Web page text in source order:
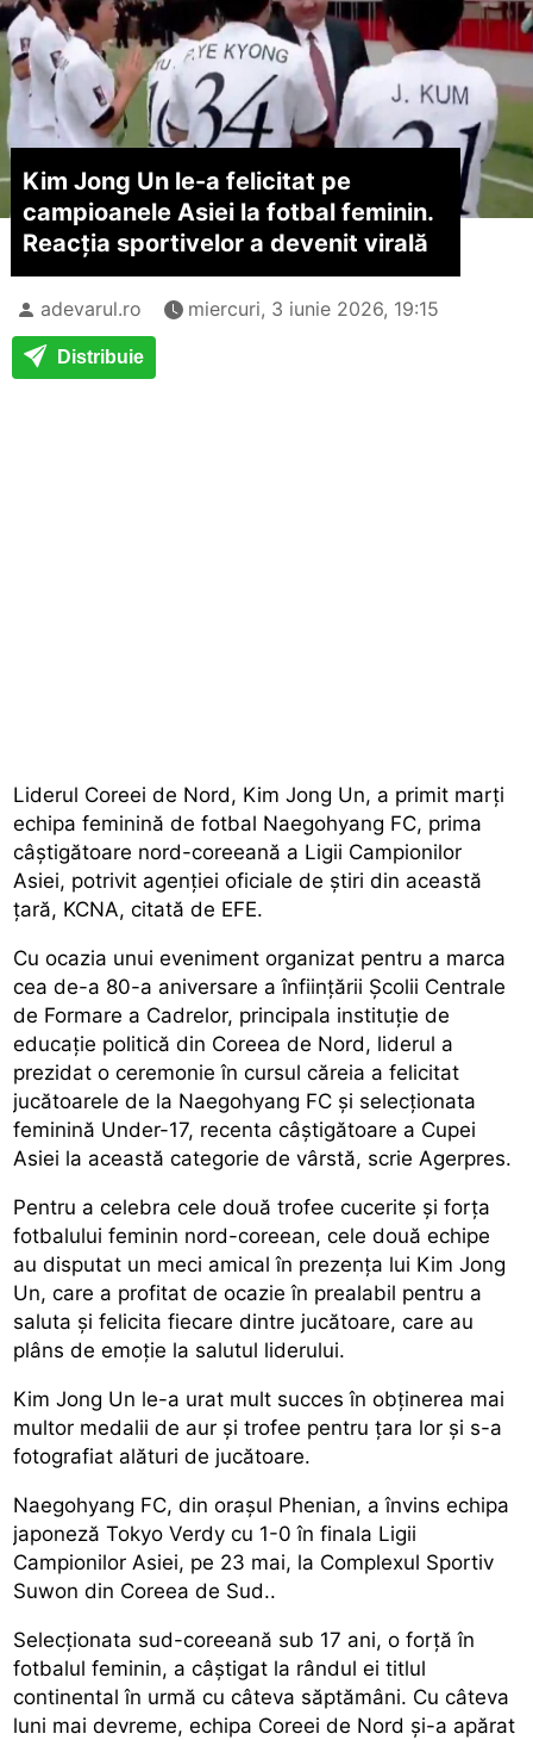
Kim Jong Un le-a felicitat pe
campioanele Asiei la fotbal feminin.
Reacția sportivelor a devenit virală
adevarul.ro miercuri, 3 iunie 2026, 19:15
Distribuie
Liderul Coreei de Nord, Kim Jong Un, a primit marți
echipa feminină de fotbal Naegohyang FC, prima
câștigătoare nord-coreeană a Ligii Campionilor
Asiei, potrivit agenției oficiale de știri din această
țară, KCNA, citată de EFE.
Cu ocazia unui eveniment organizat pentru a marca
cea de-a 80-a aniversare a înfiinţării Şcolii Centrale
de Formare a Cadrelor, principala instituţie de
educaţie politică din Coreea de Nord, liderul a
prezidat o ceremonie în cursul căreia a felicitat
jucătoarele de la Naegohyang FC şi selecţionata
feminină Under-17, recenta câştigătoare a Cupei
Asiei la această categorie de vârstă, scrie Agerpres.
Pentru a celebra cele două trofee cucerite şi forța
fotbalului feminin nord-coreean, cele două echipe
au disputat un meci amical în prezența lui Kim Jong
Un, care a profitat de ocazie în prealabil pentru a
saluta şi felicita fiecare dintre jucătoare, care au
plâns de emoţie la salutul liderului.
Kim Jong Un le-a urat mult succes în obţinerea mai
multor medalii de aur şi trofee pentru ţara lor şi s-a
fotografiat alături de jucătoare.
Naegohyang FC, din oraşul Phenian, a învins echipa
japoneză Tokyo Verdy cu 1-0 în finala Ligii
Campionilor Asiei, pe 23 mai, la Complexul Sportiv
Suwon din Coreea de Sud..
Selecționata sud-coreeană sub 17 ani, o forță în
fotbalul feminin, a câştigat la rândul ei titlul
continental în urmă cu câteva săptămâni. Cu câteva
luni mai devreme, echipa Coreei de Nord şi-a apărat